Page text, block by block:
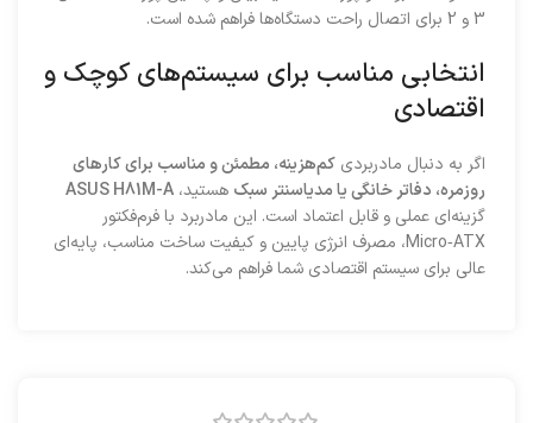
3 و 2 برای اتصال راحت دستگاه‌ها فراهم شده است.
انتخابی مناسب برای سیستم‌های کوچک و
اقتصادی
اگر به دنبال مادربردی کم‌هزینه، مطمئن و مناسب برای کارهای
روزمره، دفاتر خانگی یا مدیا‌سنتر سبک هستید، ASUS H81M-A
گزینه‌ای عملی و قابل اعتماد است. این مادربرد با فرم‌فکتور
Micro‑ATX، مصرف انرژی پایین و کیفیت ساخت مناسب، پایه‌ای
عالی برای سیستم اقتصادی شما فراهم می‌کند.